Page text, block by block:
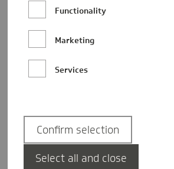
Katharina Borgerding
Functionality
Marketing
Services
Confirm selection
Select all and close